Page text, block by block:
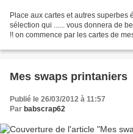
Place aux cartes et autres superbes
sélection qui ...... vous donnera de
!! on commence par les cartes de
Mes swaps printaniers
Publié le 26/03/2012 à 11:57
Par babscrap62